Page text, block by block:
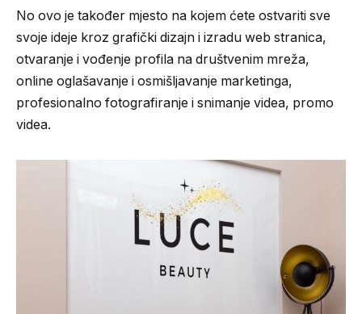
No ovo je također mjesto na kojem ćete ostvariti sve
svoje ideje kroz grafički dizajn i izradu web stranica,
otvaranje i vođenje profila na društvenim mreža,
online oglašavanje i osmišljavanje marketinga,
profesionalno fotografiranje i snimanje videa, promo
videa.